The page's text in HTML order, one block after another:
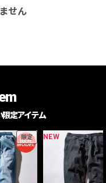
せん
定アイテム
限定 NEW